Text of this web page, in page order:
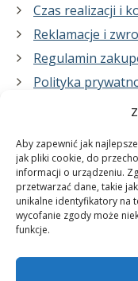
Aby zapewnić jak
jak pliki cookie, do
informacji o urządzeniu.
przetwarzać dane, takie
unikalne identyfikatory na
wycofanie zgody może
funkcje.
Czas realizacji i
Reklamacje i
Regulamin
Polityka
Co zrobimy
projekty
wydrukuj swój